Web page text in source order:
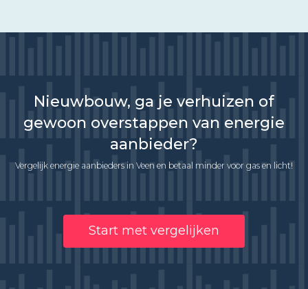
Nieuwbouw, ga je verhuizen of
gewoon overstappen van energie
aanbieder?
Vergelijk energie aanbieders in Veen en betaal minder voor gas en licht!
Start met vergelijken